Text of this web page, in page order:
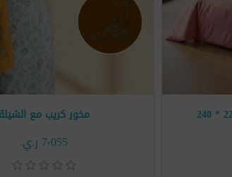
مخور كريب مع
7٬055 ر.ي.‏